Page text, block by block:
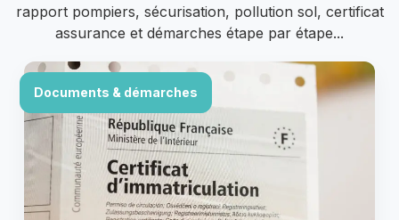
rapport pompiers, sécurisation, pollution sol, certificat
assurance et démarches étape par étape...
Documents & démarches